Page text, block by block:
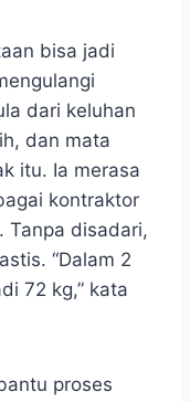
bisa jadi
dari keluhan
dan mata
itu. Ia merasa
kontraktor
Tanpa disadari,
“Dalam 2
72 kg,” kata
proses